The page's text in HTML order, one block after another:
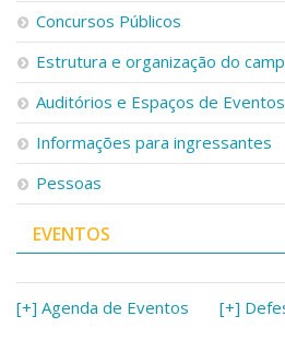
Concursos Públicos
Estrutura e organização do
Auditórios e Espaços de Eventos
Informações para ingressantes
Pessoas
EVENTOS
[+] Agenda de Eventos [+]